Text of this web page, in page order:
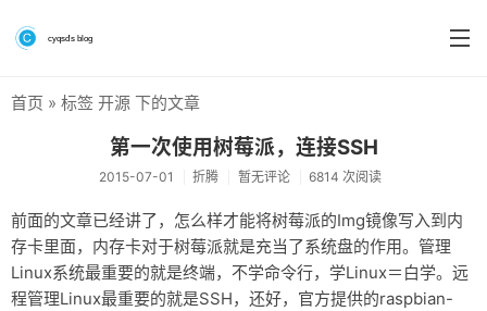
分类
系统&系统工具
硬件测评
软件
首页 » 标签 开源 下的文章
第一次使用树莓派，连接SSH
2015-07-01 折腾 暂无评论 6814 次阅读
前面的文章已经讲了，怎么样才能将树莓派的Img镜像写入到内
存卡里面，内存卡对于树莓派就是充当了系统盘的作用。管理
Linux系统最重要的就是终端，不学命令行，学Linux＝白学。远
程管理Linux最重要的就是SSH，还好，官方提供的raspbian-